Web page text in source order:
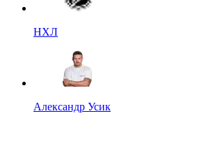
НХЛ
Александр Усик